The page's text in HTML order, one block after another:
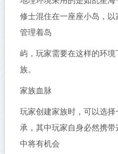
修士混住在一座座小岛，
管理着岛
屿，玩家需要在这样的环
族。
家族血脉
玩家创建家族时，可以选
承，其中玩家自身必然携
中将有机会